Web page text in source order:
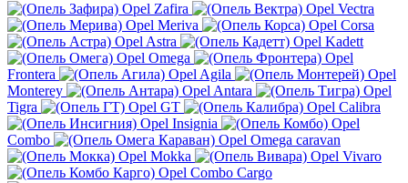
Opel Zafira
Opel Vectra
Opel Meriva
Opel Corsa
Opel Astra
Opel Kadett
Opel Omega
Opel
Frontera
Opel Agila
Opel
Monterey
Opel Antara
Opel
Tigra
Opel GT
Opel Calibra
Opel Insignia
Opel
Combo
Opel Omega caravan
Opel Mokka
Opel Vivaro
Opel Combo Cargo